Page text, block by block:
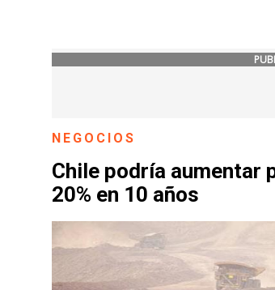
NEGOCIOS
Chile podría aumentar
20% en 10 años